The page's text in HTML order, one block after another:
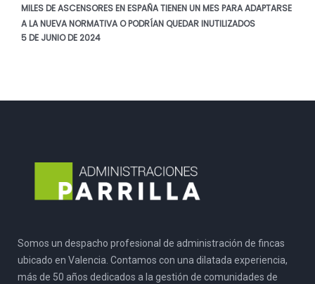
MILES DE ASCENSORES EN ESPAÑA TIENEN UN MES PARA ADAPTARSE
A LA NUEVA NORMATIVA O PODRÍAN QUEDAR INUTILIZADOS
5 DE JUNIO DE 2024
Somos un despacho profesional de administración de fincas
ubicado en Valencia. Contamos con una dilatada experiencia,
más de 50 años dedicados a la gestión de comunidades de